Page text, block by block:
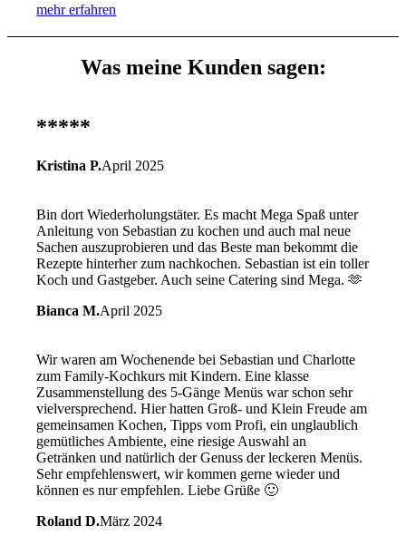
mehr erfahren
Was meine Kunden sagen:
*****
Kristina P.April 2025
Bin dort Wiederholungstäter. Es macht Mega Spaß unter
Anleitung von Sebastian zu kochen und auch mal neue
Sachen auszuprobieren und das Beste man bekommt die
Rezepte hinterher zum nachkochen. Sebastian ist ein toller
Koch und Gastgeber. Auch seine Catering sind Mega. 🫶
Bianca M.April 2025
Wir waren am Wochenende bei Sebastian und Charlotte
zum Family-Kochkurs mit Kindern. Eine klasse
Zusammenstellung des 5-Gänge Menüs war schon sehr
vielversprechend. Hier hatten Groß- und Klein Freude am
gemeinsamen Kochen, Tipps vom Profi, ein unglaublich
gemütliches Ambiente, eine riesige Auswahl an
Getränken und natürlich der Genuss der leckeren Menüs.
Sehr empfehlenswert, wir kommen gerne wieder und
können es nur empfehlen. Liebe Grüße 🙂
Roland D.März 2024